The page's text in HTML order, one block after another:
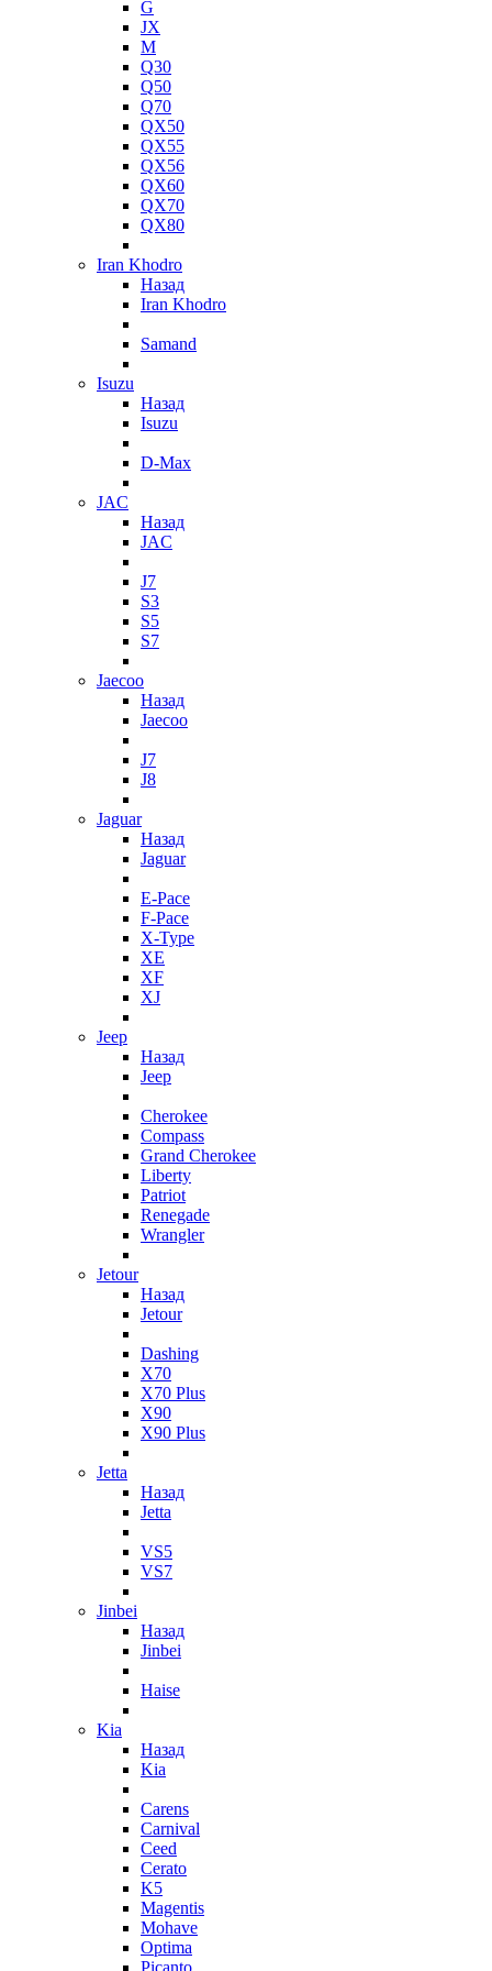
G
JX
M
Q30
Q50
Q70
QX50
QX55
QX56
QX60
QX70
QX80
Iran Khodro
Назад
Iran Khodro
Samand
Isuzu
Назад
Isuzu
D-Max
JAC
Назад
JAC
J7
S3
S5
S7
Jaecoo
Назад
Jaecoo
J7
J8
Jaguar
Назад
Jaguar
E-Pace
F-Pace
X-Type
XE
XF
XJ
Jeep
Назад
Jeep
Cherokee
Compass
Grand Cherokee
Liberty
Patriot
Renegade
Wrangler
Jetour
Назад
Jetour
Dashing
X70
X70 Plus
X90
X90 Plus
Jetta
Назад
Jetta
VS5
VS7
Jinbei
Назад
Jinbei
Haise
Kia
Назад
Kia
Carens
Carnival
Ceed
Cerato
K5
Magentis
Mohave
Optima
Picanto